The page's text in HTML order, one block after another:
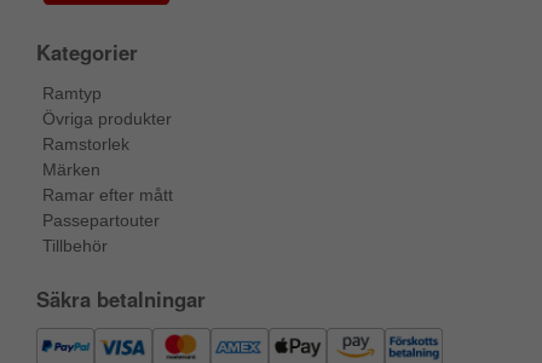
Kategorier
Ramtyp
Övriga produkter
Ramstorlek
Märken
Ramar efter mått
Passepartouter
Tillbehör
Säkra betalningar